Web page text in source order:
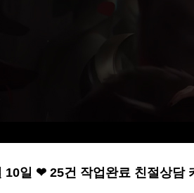
일 ❤ 25건 작업완료 친절상담